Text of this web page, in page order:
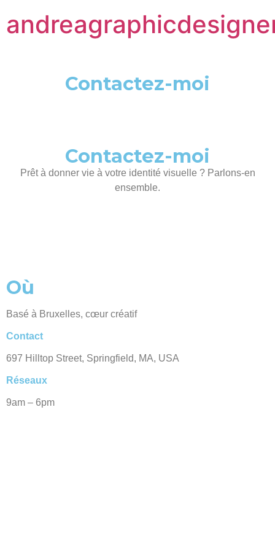
Contactez-moi
Contactez-moi
Prêt à donner vie à votre identité visuelle ? Parlons-en
ensemble.
Où
Basé à Bruxelles, cœur créatif
Contact
697 Hilltop Street, Springfield, MA, USA
Réseaux
9am – 6pm